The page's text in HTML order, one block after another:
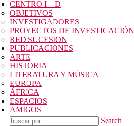
CENTRO I + D
OBJETIVOS
INVESTIGADORES
PROYECTOS DE INVESTIGACIÓN
RED SUCESION
PUBLICACIONES
ARTE
HISTORIA
LITERATURA Y MÚSICA
EUROPA
ÁFRICA
ESPACIOS
AMIGOS
Search